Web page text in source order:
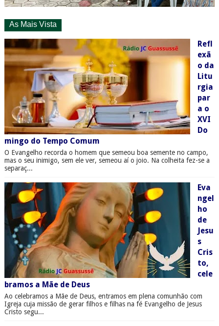
As Mais Vista
Refl
exã
o da
Litu
rgia
par
a o
XVI
Do
mingo do Tempo Comum
O Evangelho recorda o homem que semeou boa semente no campo,
mas o seu inimigo, sem ele ver, semeou aí o joio. Na colheita fez-se a
separaç...
Eva
ngel
ho
de
Jesu
s
Cris
to,
cele
bramos a Mãe de Deus
Ao celebramos a Mãe de Deus, entramos em plena comunhão com
Igreja cuja missão de gerar filhos e filhas na fé Evangelho de Jesus
Cristo segu...